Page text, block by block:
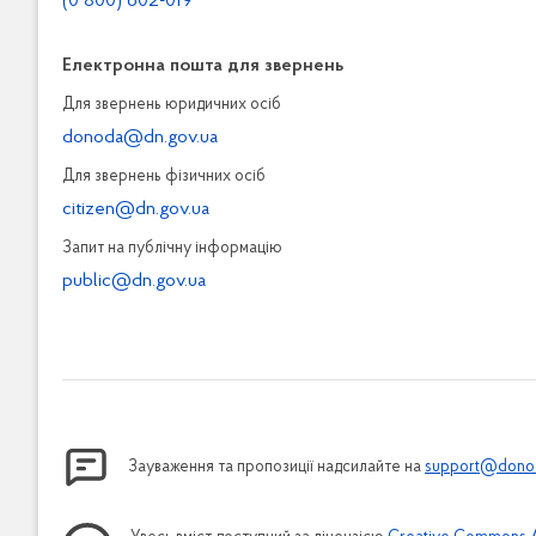
Електронна пошта для звернень
Для звернень юридичних осiб
donoda@dn.gov.ua
Для звернень фізичних осiб
citizen@dn.gov.ua
Запит на публiчну інформацiю
public@dn.gov.ua
Зауваження та пропозиції надсилайте на